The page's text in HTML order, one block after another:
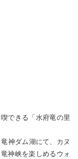
できる「水府竜の里
神ダム湖にて、カヌ
神峡を楽しめるウォ